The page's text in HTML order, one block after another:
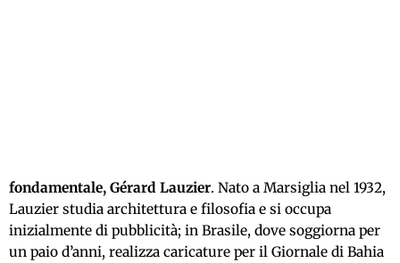
fondamentale, Gérard Lauzier. Nato a Marsiglia nel 1932,
Lauzier studia architettura e filosofia e si occupa
inizialmente di pubblicità; in Brasile, dove soggiorna per
un paio d’anni, realizza caricature per il Giornale di Bahia